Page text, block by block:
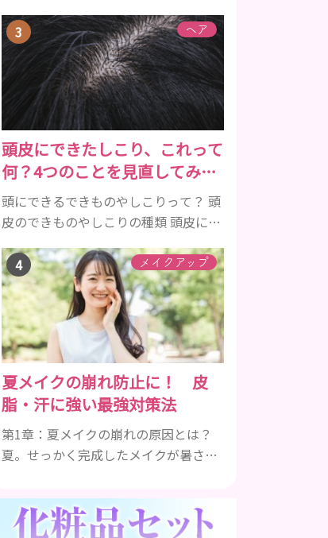
ーの症状を解説しますね。 歯磨き粉に
含まれるアレルギーを起こすおそれの
ある成分 まず、普段お使いの歯磨き粉
に含まれているどの成分にアレルギー
を引き起こすおそれがあるのかを説明
しますね。 •フッ素･･･歯の表面のエナ
メルを守り強くしたり、虫歯と防ぐ働
きを持つ成分 •香味料 ･･･歯磨き粉の風
味や爽...
ヘア
頭皮にできたしこり、これって
何？4つのことを見直してみよ
う！
頭にできるできものやしこりって？ 頭
皮のできものやしこりの種類 頭皮にで
して一種類ではありません。人によっ
ても違いますし、症状や種類によって
も違います。まずはどんな病気なの
か、よりも、どんな種類のできものや
しこりがあるのかを解説いきましょ
う。 水疱 ご存知の方もいらっしゃるか
と思いますが、すいほう、と読みま
す。これは表皮や表皮下にできるもの
です。表皮は0.2mmほ...
メイクアップ
夏メイクの崩れ防止に！ 皮
脂・汗に強い最強対策法
第1章：夏メイクの崩れの原因とは？
夏。せっかく完成したメイクが暑さで
る人は多いのではないでしょうか。特
に皮脂や汗でTゾーンや小鼻周りがテ